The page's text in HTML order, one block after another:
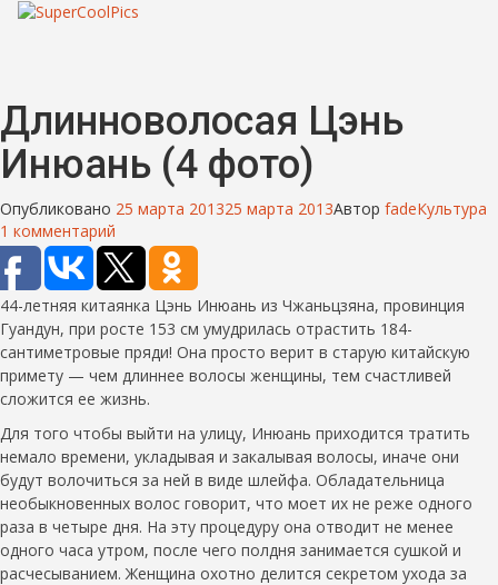
Длинноволосая Цэнь
Инюань (4 фото)
Опубликовано 25 марта 201325 марта 2013Автор fadeКультура
1 комментарий
44-летняя китаянка Цэнь Инюань из Чжаньцзяна, провинция
Гуандун, при росте 153 см умудрилась отрастить 184-
сантиметровые пряди! Она просто верит в старую китайскую
примету — чем длиннее волосы женщины, тем счастливей
сложится ее жизнь.
Для того чтобы выйти на улицу, Инюань приходится тратить
немало времени, укладывая и закалывая волосы, иначе они
будут волочиться за ней в виде шлейфа. Обладательница
необыкновенных волос говорит, что моет их не реже одного
раза в четыре дня. На эту процедуру она отводит не менее
одного часа утром, после чего полдня занимается сушкой и
расчесыванием. Женщина охотно делится секретом ухода за